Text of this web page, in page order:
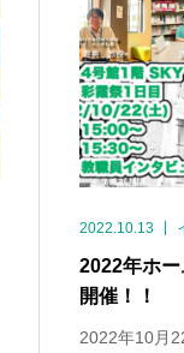
2022.10.13
2022年ホ
開催！！
2022年10月